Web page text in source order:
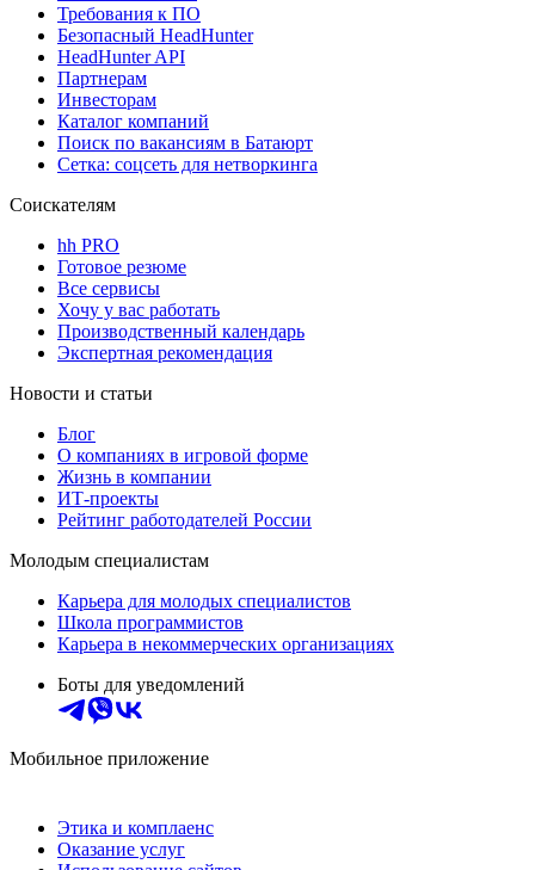
Требования к ПО
Безопасный HeadHunter
HeadHunter API
Партнерам
Инвесторам
Каталог компаний
Поиск по вакансиям в Батаюрт
Сетка: соцсеть для нетворкинга
Соискателям
hh PRO
Готовое резюме
Все сервисы
Хочу у вас работать
Производственный календарь
Экспертная рекомендация
Новости и статьи
Блог
О компаниях в игровой форме
Жизнь в компании
ИТ-проекты
Рейтинг работодателей России
Молодым специалистам
Карьера для молодых специалистов
Школа программистов
Карьера в некоммерческих организациях
Боты для уведомлений
Мобильное приложение
Этика и комплаенс
Оказание услуг